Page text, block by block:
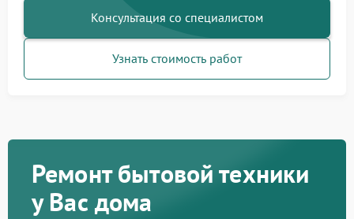
Консультация со специалистом
Узнать стоимость работ
Ремонт бытовой техники
у Вас дома